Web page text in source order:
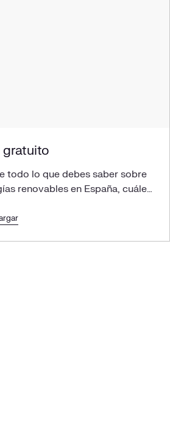
5,5 millones de vehículos eléctricos en
y urbanas
todo lo que debes saber sobre
renovables en España, cuáles